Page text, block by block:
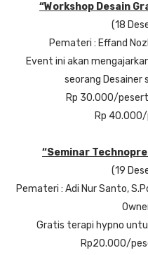
“Workshop Desain
(18
Pemateri : Effand
Event ini akan
seorang Desainer
Rp 30.000/
Rp
“Seminar
(19
Pemateri : Adi Nur Santo,
Gratis terapi hypno
Rp20.000/